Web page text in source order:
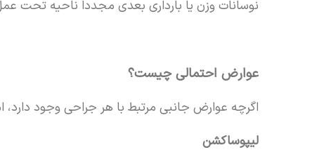
نوسانات وزن یا بارداری بعدی مجدداً ناحیه تحت
عوارض احتمالی چیست؟
اگرچه عوارض جانبی مرتبط با هر جراحی وجود دارد،
لیپوساکشن